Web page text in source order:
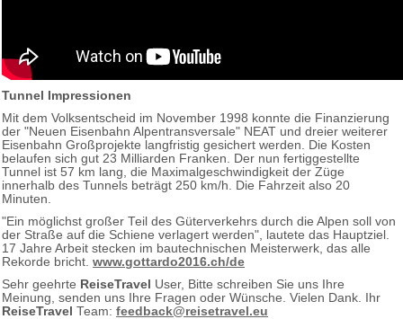
Tunnel Impressionen
Mit dem Volksentscheid im November 1998 konnte die Finanzierung
der "Neuen Eisenbahn Alpentransversale" NEAT und dreier weiterer
Eisenbahn Großprojekte langfristig gesichert werden. Die Kosten
belaufen sich gut 23 Milliarden Franken. Der nun fertiggestellte
Tunnel ist 57 km lang, die Maximalgeschwindigkeit der Züge
innerhalb des Tunnels beträgt 250 km/h. Die Fahrzeit also 20
Minuten.
"Ein möglichst großer Teil des Güterverkehrs durch die Alpen soll von
der Straße auf die Schiene verlagert werden", lautete das Hauptziel.
17 Jahre Arbeit stecken im bautechnischen Meisterwerk, das alle
Rekorde bricht. www.gottardo2016.ch/de
Sehr geehrte ReiseTravel User, Bitte schreiben Sie uns Ihre
Meinung, senden uns Ihre Fragen oder Wünsche. Vielen Dank. Ihr
ReiseTravel Team: feedback@reisetravel.eu